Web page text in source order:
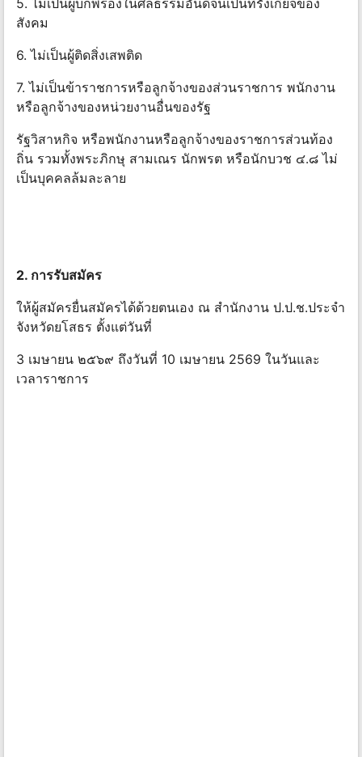
5. ไม่เป็นผู้บกพร่องในศีลธรรมอันดีจนเป็นที่รังเกียจของ
สังคม
6. ไม่เป็นผู้ติดสิ่งเสพติด
7. ไม่เป็นข้าราชการหรือลูกจ้างของส่วนราชการ พนักงาน
หรือลูกจ้างของหน่วยงานอื่นของรัฐ
รัฐวิสาหกิจ หรือพนักงานหรือลูกจ้างของราชการส่วนท้อง
ถิ่น รวมทั้งพระภิกษุ สามเณร นักพรต หรือนักบวช ๔.๘ ไม่
เป็นบุคคลล้มละลาย
2. การรับสมัคร
ให้ผู้สมัครยื่นสมัครได้ด้วยตนเอง ณ สํานักงาน ป.ป.ช.ประจํา
จังหวัดยโสธร ตั้งแต่วันที่
3 เมษายน ๒๕๖๙ ถึงวันที่ 10 เมษายน 2569 ในวันและ
เวลาราชการ